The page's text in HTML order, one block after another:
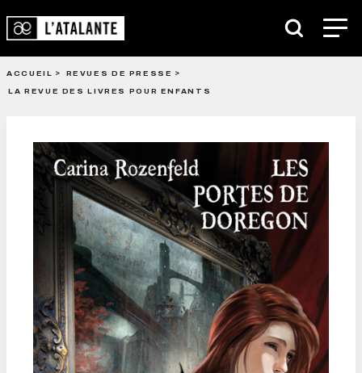
ACCUEIL
REVUES DE PRESSE
LA REVUE DES LIVRES POUR ENFANTS